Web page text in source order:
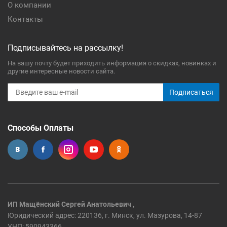
О компании
Контакты
Подписывайтесь на рассылку!
На вашу почту будет приходить информация о скидках, новинках и
другие интересные новости сайта.
Подписаться
Способы Оплаты
ИП Мащёнский Сергей Анатольевич ,
Юридический адрес: 220136, г. Минск, ул. Мазурова, 14-87